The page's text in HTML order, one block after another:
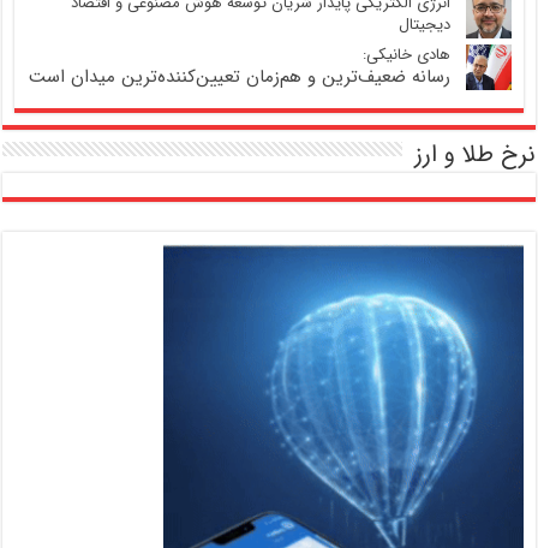
دیجیتال
هادی خانیکی:
رسانه ضعیف‌ترین و هم‌زمان تعیین‌کننده‌ترین میدان است
نرخ طلا و ارز